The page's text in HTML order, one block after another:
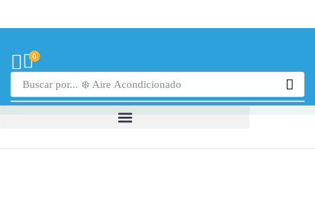
0
Buscar por... ❄️ Aire Acondicionado